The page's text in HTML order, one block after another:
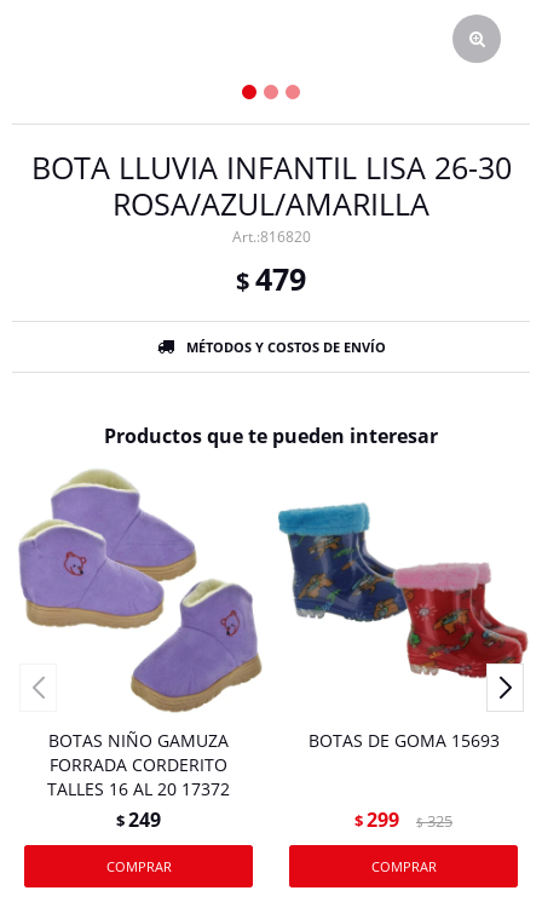
BOTA LLUVIA INFANTIL LISA 26-30
ROSA/AZUL/AMARILLA
816820
$479
MÉTODOS Y COSTOS DE ENVÍO
Productos que te pueden interesar
BOTAS NIÑO GAMUZA
FORRADA CORDERITO
TALLES 16 AL 20 17372
$249
BOTAS DE GOMA 15693
$299 $ 325